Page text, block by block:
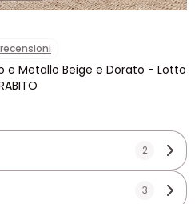
e Metallo Beige e Dorato - Lotto
2
3